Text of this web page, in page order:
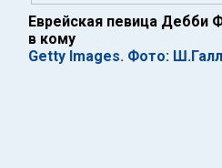
Еврейская певица Дебби
в кому
Getty Images. Фото: